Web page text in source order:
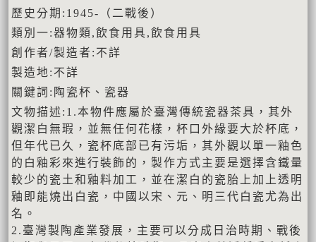
歷史分期:1945-（二戰後）
類別一:器物類,飲食用具,飲食用具
創作者/製造者:不詳
製造地:不詳
關鍵詞:陶瓷杯、瓷器
文物描述:1.本物件應屬於臺灣傳統瓷器茶具，其外
觀潔白無瑕，並無任何花樣，杯口外緣要大於杯底，
但年代已久，瓷杯底部已有污垢，其外觀以單一釉色
的白釉彩來進行裝飾的，製作方式主要是選擇含鐵量
較少的瓷土和釉料加工，並在潔白的瓷胎上加上透明
釉即能燒出白瓷，中國以宋、元、明三代白瓷尤為出
名。
2.臺灣製陶產業發展，主要可以分成日治時期、戰後